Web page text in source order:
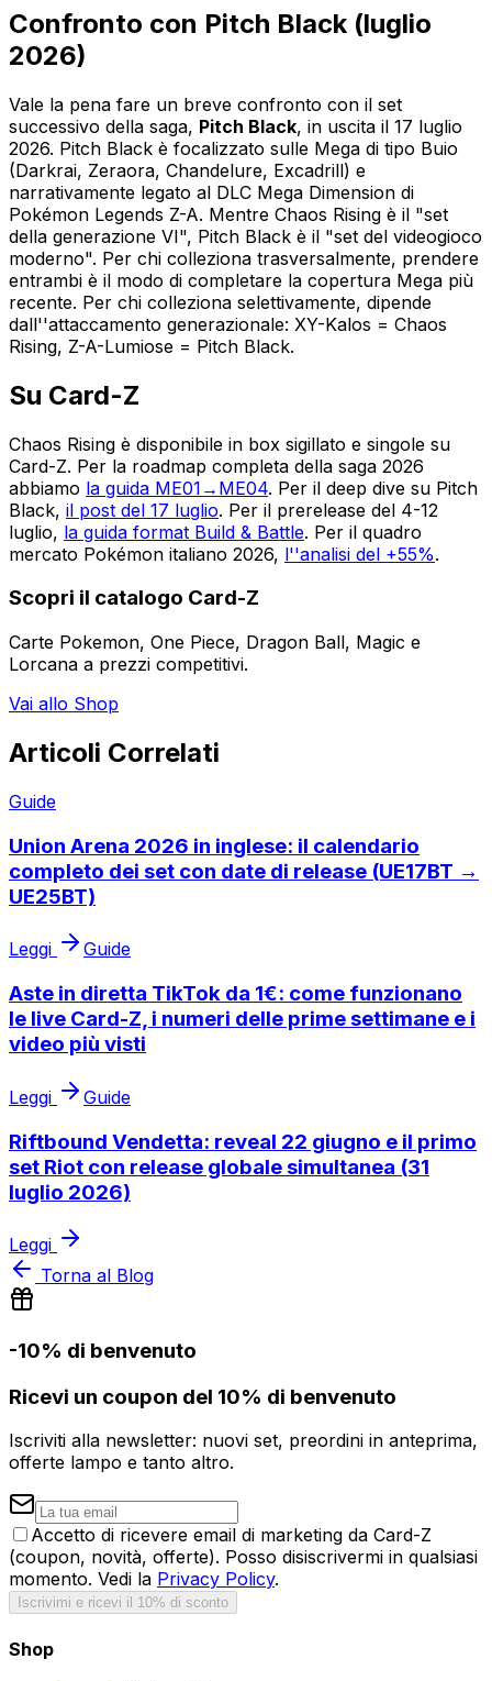
Confronto con Pitch Black (luglio
2026)
Vale la pena fare un breve confronto con il set
successivo della saga, Pitch Black, in uscita il 17 luglio
2026. Pitch Black è focalizzato sulle Mega di tipo Buio
(Darkrai, Zeraora, Chandelure, Excadrill) e
narrativamente legato al DLC Mega Dimension di
Pokémon Legends Z-A. Mentre Chaos Rising è il "set
della generazione VI", Pitch Black è il "set del videogioco
moderno". Per chi colleziona trasversalmente, prendere
entrambi è il modo di completare la copertura Mega più
recente. Per chi colleziona selettivamente, dipende
dall''attaccamento generazionale: XY-Kalos = Chaos
Rising, Z-A-Lumiose = Pitch Black.
Su Card-Z
Chaos Rising è disponibile in box sigillato e singole su
Card-Z. Per la roadmap completa della saga 2026
abbiamo la guida ME01→ME04. Per il deep dive su Pitch
Black, il post del 17 luglio. Per il prerelease del 4-12
luglio, la guida format Build & Battle. Per il quadro
mercato Pokémon italiano 2026, l''analisi del +55%.
Scopri il catalogo Card-Z
Carte Pokemon, One Piece, Dragon Ball, Magic e
Lorcana a prezzi competitivi.
Vai allo Shop
Articoli Correlati
Guide
Union Arena 2026 in inglese: il calendario
completo dei set con date di release (UE17BT →
UE25BT)
Leggi Guide
Aste in diretta TikTok da 1€: come funzionano
le live Card-Z, i numeri delle prime settimane e i
video più visti
Leggi Guide
Riftbound Vendetta: reveal 22 giugno e il primo
set Riot con release globale simultanea (31
luglio 2026)
Leggi
Torna al Blog
-10% di benvenuto
Ricevi un coupon del 10% di benvenuto
Iscriviti alla newsletter: nuovi set, preordini in anteprima,
offerte lampo e tanto altro.
Accetto di ricevere email di marketing da Card-Z
(coupon, novità, offerte). Posso disiscrivermi in qualsiasi
momento. Vedi la Privacy Policy.
Iscrivimi e ricevi il 10% di sconto
Shop